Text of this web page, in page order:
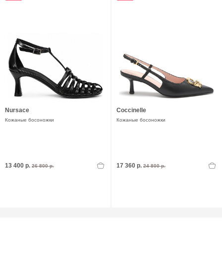
Nursace
Кожаные босоножки
13 400 р. 26 800 р.
Coccinelle
Кожаные босоножки
17 360 р. 24 800 р.